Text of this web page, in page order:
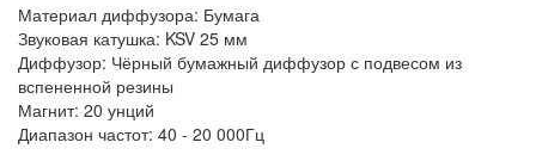
Материал диффузора: Бумага
Звуковая катушка: KSV 25 мм
Диффузор: Чёрный бумажный диффузор с подвесом из
вспененной резины
Магнит: 20 унций
Диапазон частот: 40 - 20 000Гц